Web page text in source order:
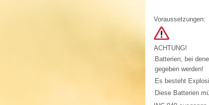
Voraussetzungen:
ACHTUNG!
Batterien, bei
gegeben werden!
Es besteht
Diese Batterien